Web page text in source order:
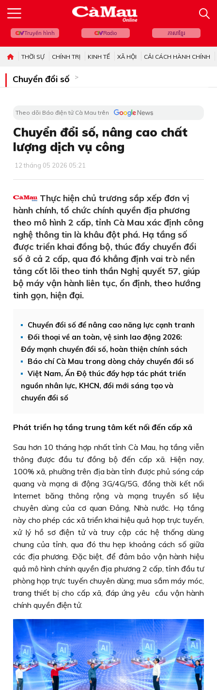
Truyền hình Radio ភាសាខ្មែរ
THỜI SỰ CHÍNH TRỊ KINH TẾ XÃ HỘI CẢI CÁCH HÀNH CHÍNH
Chuyển đổi số
Theo dõi Báo điện tử Cà Mau trên
Chuyển đổi số, nâng cao chất
lượng dịch vụ công
12 tháng 05 2026 05:21
Thực hiện chủ trương sắp xếp đơn vị
hành chính, tổ chức chính quyền địa phương
theo mô hình 2 cấp, tỉnh Cà Mau xác định công
nghệ thông tin là khâu đột phá. Hạ tầng số
được triển khai đồng bộ, thúc đẩy chuyển đổi
số ở cả 2 cấp, qua đó khẳng định vai trò nền
tảng cốt lõi theo tinh thần Nghị quyết 57, giúp
bộ máy vận hành liên tục, ổn định, theo hướng
tinh gọn, hiện đại.
Chuyển đổi số để nâng cao năng lực cạnh tranh
Đối thoại về an toàn, vệ sinh lao động 2026:
Đẩy mạnh chuyển đổi số, hoàn thiện chính sách
Báo chí Cà Mau trong dòng chảy chuyển đổi số
Việt Nam, Ấn Độ thúc đẩy hợp tác phát triển
nguồn nhân lực, KHCN, đổi mới sáng tạo và
chuyển đổi số
Phát triển hạ tầng trung tâm kết nối đến cấp xã
Sau hơn 10 tháng hợp nhất tỉnh Cà Mau, hạ tầng viễn
thông được đầu tư đồng bộ đến cấp xã. Hiện nay,
100% xã, phường trên địa bàn tỉnh được phủ sóng cáp
quang và mạng di động 3G/4G/5G, đồng thời kết nối
Internet băng thông rộng và mạng truyền số liệu
chuyên dùng của cơ quan Ðảng, Nhà nước. Hạ tầng
này cho phép các xã triển khai hiệu quả họp trực tuyến,
xử lý hồ sơ điện tử và truy cập các hệ thống dùng
chung của tỉnh, qua đó thu hẹp khoảng cách số giữa
các địa phương. Ðặc biệt, để đảm bảo vận hành hiệu
quả mô hình chính quyền địa phương 2 cấp, tỉnh đầu tư
phòng họp trực tuyến chuyên dùng; mua sắm máy móc,
trang thiết bị cho cấp xã, đáp ứng yêu cầu vận hành
chính quyền điện tử.